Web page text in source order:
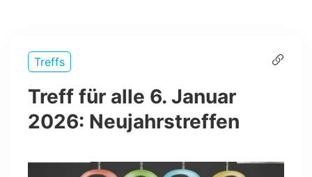
Treffs
Treff für alle 6. Januar
2026: Neujahrstreffen